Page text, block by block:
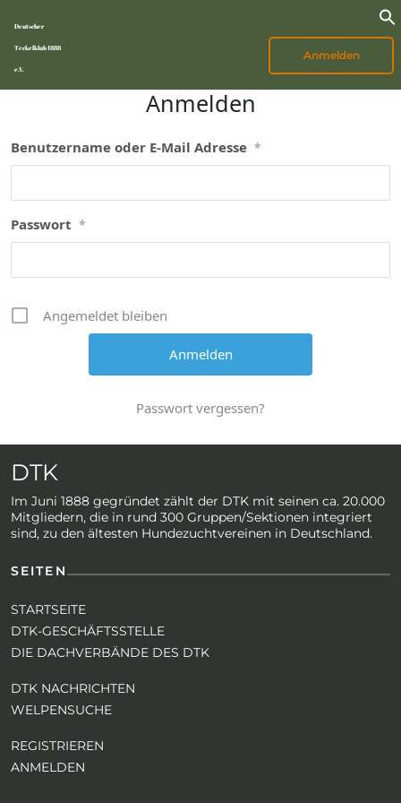
Deutscher
Teckelklub 1888
e.V.
Anmelden
Anmelden
Benutzername oder E-Mail Adresse *
Passwort *
Angemeldet bleiben
Passwort vergessen?
DTK
Im Juni 1888 gegründet zählt der DTK mit seinen ca. 20.000
Mitgliedern, die in rund 300 Gruppen/Sektionen integriert
sind, zu den ältesten Hundezuchtvereinen in Deutschland.
SEITEN
STARTSEITE
DTK-GESCHÄFTSSTELLE
DIE DACHVERBÄNDE DES DTK
DTK NACHRICHTEN
WELPENSUCHE
REGISTRIEREN
ANMELDEN